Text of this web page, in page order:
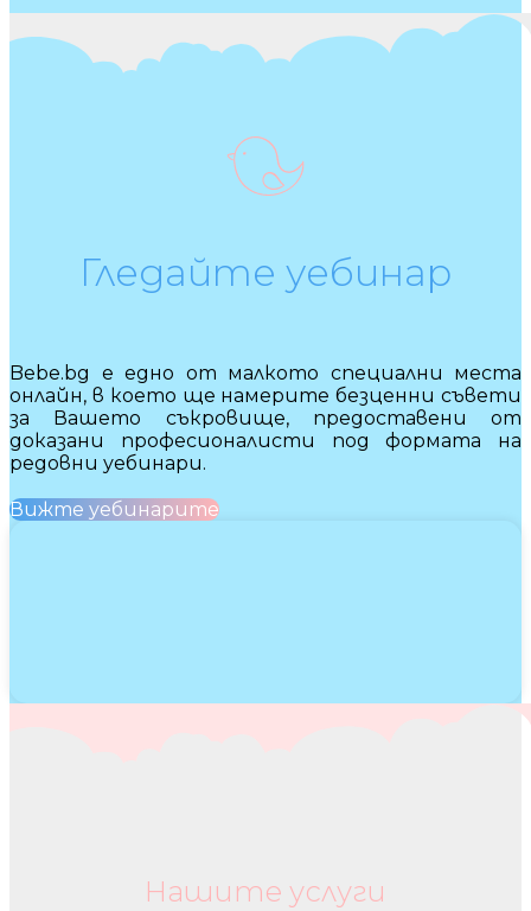
Гледайте уебинар
Bebe.bg е едно от малкото специални места
онлайн, в което ще намерите безценни съвети
за Вашето съкровище, предоставени от
доказани професионалисти под формата на
редовни уебинари.
Вижте уебинарите
Нашите услуги